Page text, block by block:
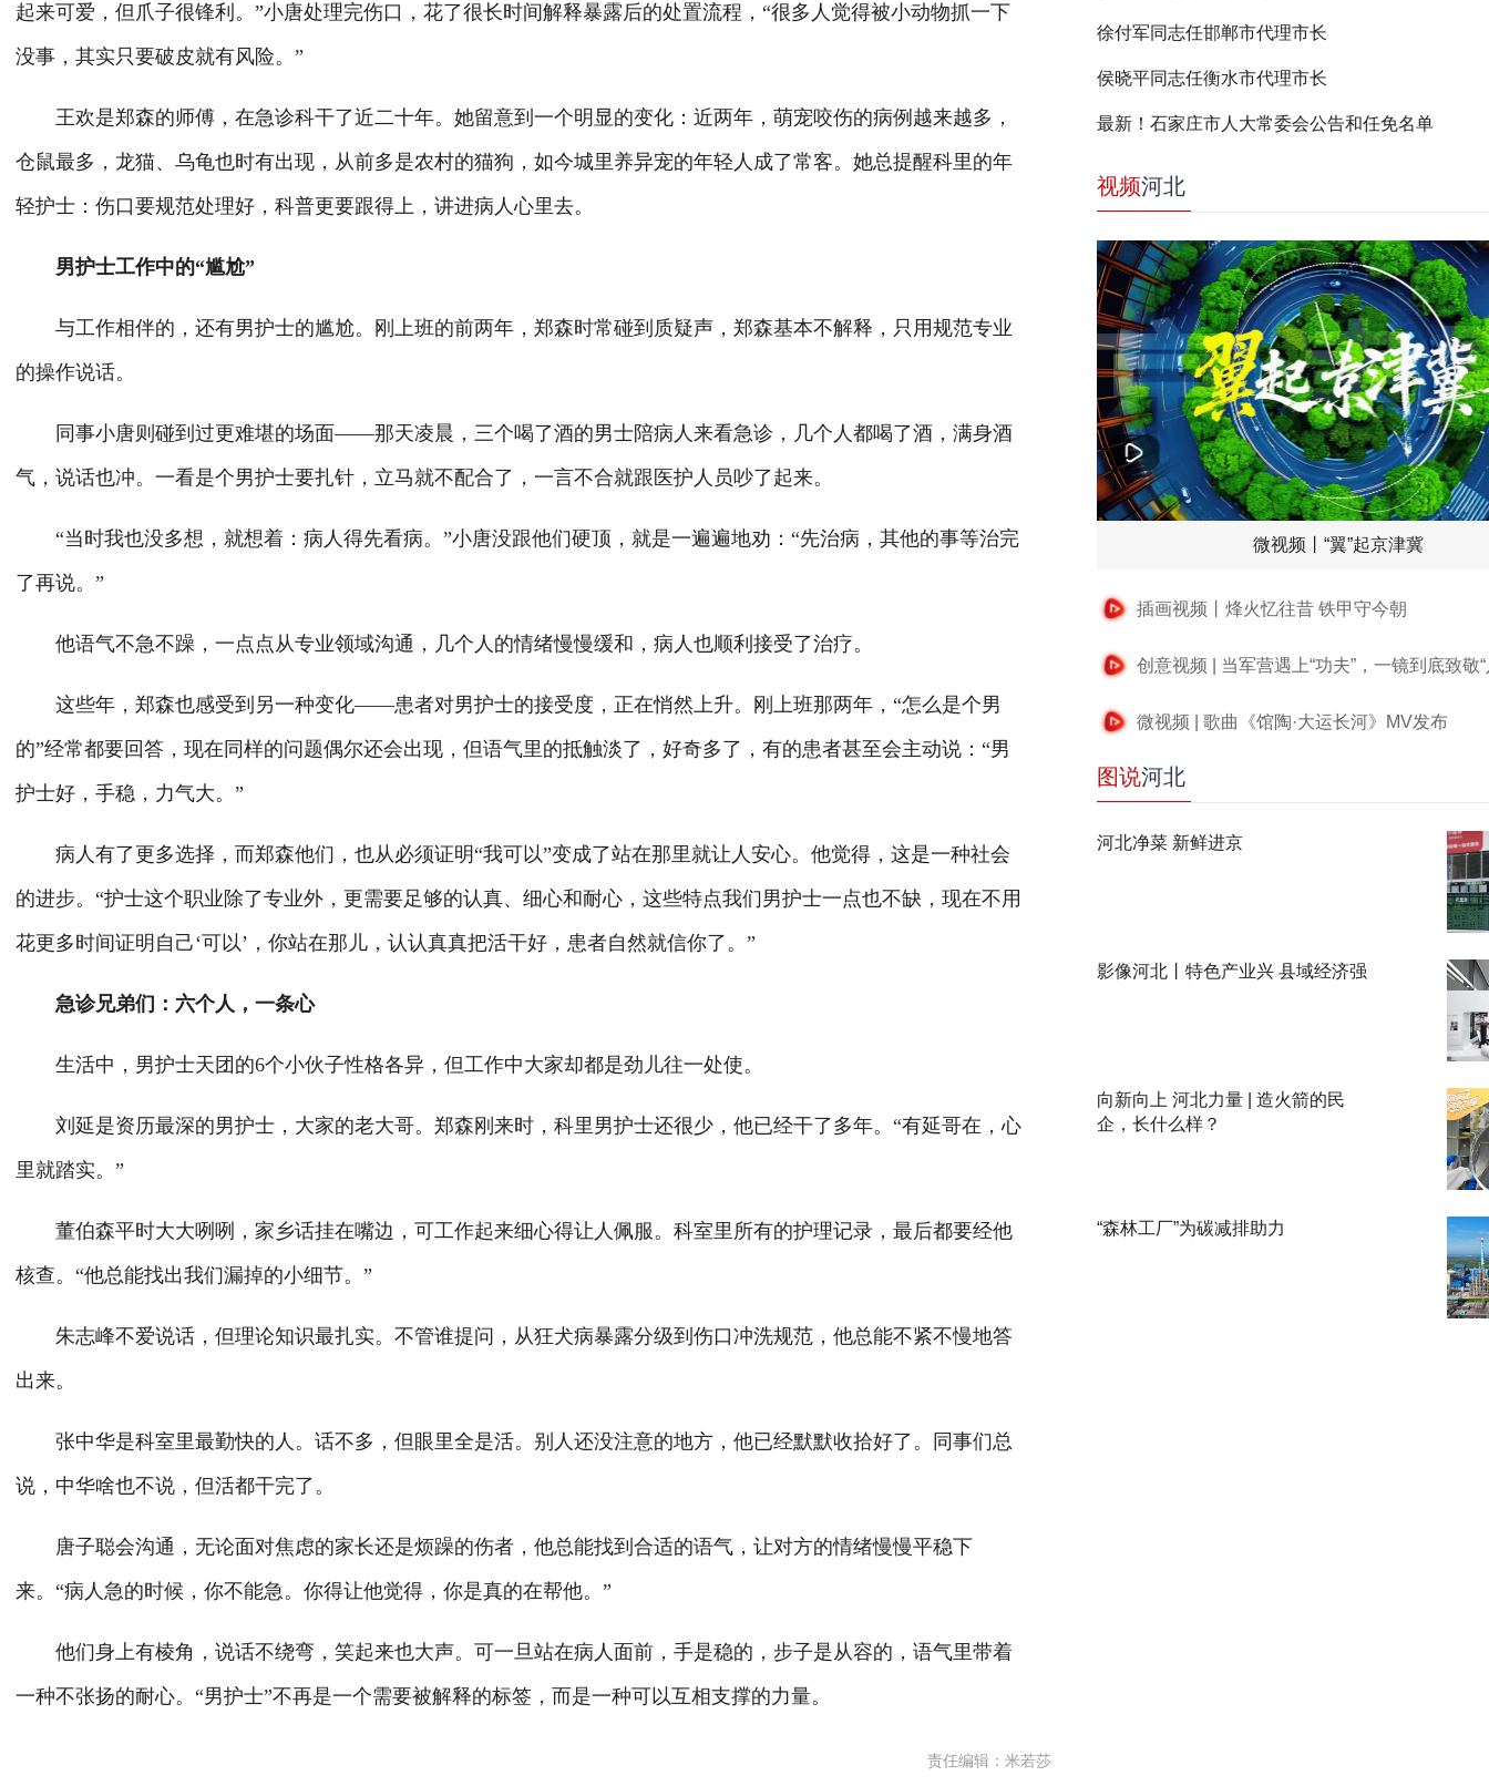
起来可爱，但爪子很锋利。”小唐处理完伤口，花了很长时间解释暴露后的处置流程，“很多人觉得被小动物抓一下
没事，其实只要破皮就有风险。”
王欢是郑森的师傅，在急诊科干了近二十年。她留意到一个明显的变化：近两年，萌宠咬伤的病例越来越多，
仓鼠最多，龙猫、乌龟也时有出现，从前多是农村的猫狗，如今城里养异宠的年轻人成了常客。她总提醒科里的年
轻护士：伤口要规范处理好，科普更要跟得上，讲进病人心里去。
男护士工作中的“尴尬”
与工作相伴的，还有男护士的尴尬。刚上班的前两年，郑森时常碰到质疑声，郑森基本不解释，只用规范专业
的操作说话。
同事小唐则碰到过更难堪的场面——那天凌晨，三个喝了酒的男士陪病人来看急诊，几个人都喝了酒，满身酒
气，说话也冲。一看是个男护士要扎针，立马就不配合了，一言不合就跟医护人员吵了起来。
“当时我也没多想，就想着：病人得先看病。”小唐没跟他们硬顶，就是一遍遍地劝：“先治病，其他的事等治完
了再说。”
他语气不急不躁，一点点从专业领域沟通，几个人的情绪慢慢缓和，病人也顺利接受了治疗。
这些年，郑森也感受到另一种变化——患者对男护士的接受度，正在悄然上升。刚上班那两年，“怎么是个男
的”经常都要回答，现在同样的问题偶尔还会出现，但语气里的抵触淡了，好奇多了，有的患者甚至会主动说：“男
护士好，手稳，力气大。”
病人有了更多选择，而郑森他们，也从必须证明“我可以”变成了站在那里就让人安心。他觉得，这是一种社会
的进步。“护士这个职业除了专业外，更需要足够的认真、细心和耐心，这些特点我们男护士一点也不缺，现在不用
花更多时间证明自己‘可以’，你站在那儿，认认真真把活干好，患者自然就信你了。”
急诊兄弟们：六个人，一条心
生活中，男护士天团的6个小伙子性格各异，但工作中大家却都是劲儿往一处使。
刘延是资历最深的男护士，大家的老大哥。郑森刚来时，科里男护士还很少，他已经干了多年。“有延哥在，心
里就踏实。”
董伯森平时大大咧咧，家乡话挂在嘴边，可工作起来细心得让人佩服。科室里所有的护理记录，最后都要经他
核查。“他总能找出我们漏掉的小细节。”
朱志峰不爱说话，但理论知识最扎实。不管谁提问，从狂犬病暴露分级到伤口冲洗规范，他总能不紧不慢地答
出来。
张中华是科室里最勤快的人。话不多，但眼里全是活。别人还没注意的地方，他已经默默收拾好了。同事们总
说，中华啥也不说，但活都干完了。
唐子聪会沟通，无论面对焦虑的家长还是烦躁的伤者，他总能找到合适的语气，让对方的情绪慢慢平稳下
来。“病人急的时候，你不能急。你得让他觉得，你是真的在帮他。”
他们身上有棱角，说话不绕弯，笑起来也大声。可一旦站在病人面前，手是稳的，步子是从容的，语气里带着
一种不张扬的耐心。“男护士”不再是一个需要被解释的标签，而是一种可以互相支撑的力量。
责任编辑：米若莎
徐付军同志任邯郸市代理市长
侯晓平同志任衡水市代理市长
最新！石家庄市人大常委会公告和任免名单
视频河北
微视频丨“翼”起京津冀
插画视频丨烽火忆往昔 铁甲守今朝
创意视频 | 当军营遇上“功夫”，一镜到底致敬“
微视频 | 歌曲《馆陶·大运长河》MV发布
图说河北
河北净菜 新鲜进京
影像河北丨特色产业兴 县域经济强
向新向上 河北力量 | 造火箭的民
企，长什么样？
“森林工厂”为碳减排助力